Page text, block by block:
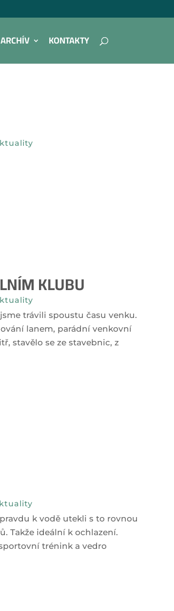
ARCHÍV KONTAKTY
KLUBU
trávili spoustu času venku.
lanem, parádní venkovní
stavělo se ze stavebnic, z
k vodě utekli s to rovnou
Takže ideální k ochlazení.
trénink a vedro